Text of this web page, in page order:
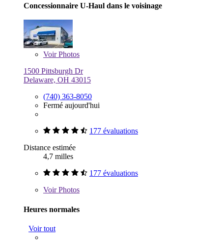
Concessionnaire U-Haul dans le voisinage
VoirPhotos
1500 Pittsburgh Dr
Delaware, OH 43015
(740) 363-8050
Fermé aujourd'hui
177 évaluations
Distance estimée
4,7 milles
177 évaluations
VoirPhotos
Heures normales
Voir tout